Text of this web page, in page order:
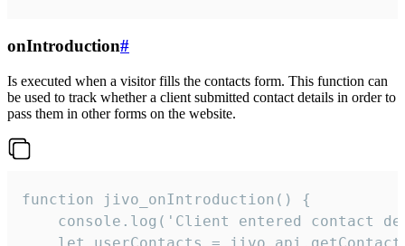
onIntroduction#
Is executed when a visitor fills the contacts form. This function can
be used to track whether a client submitted contact details in order to
pass them in other forms on the website.
function jivo_onIntroduction() {
console.log('Client entered contact